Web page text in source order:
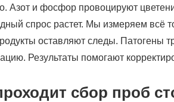
Азот и фосфор провоцируют
спрос растет. Мы измеряем всё
оставляют следы. Патогены
Результаты помогают
сбор проб